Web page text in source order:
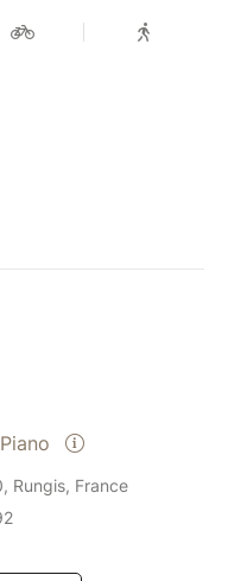
Rungis, France